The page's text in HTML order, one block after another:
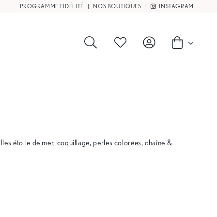
PROGRAMME FIDÉLITÉ | NOS BOUTIQUES | INSTAGRAM
étoile de mer, coquillage, perles colorées, chaîne &